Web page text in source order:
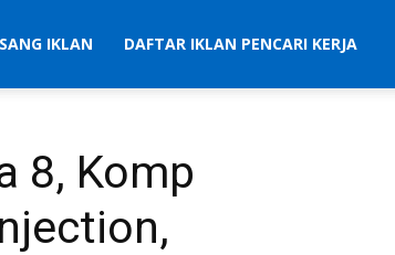
IKLAN DAFTAR IKLAN PENCARI KERJA
8, Komp